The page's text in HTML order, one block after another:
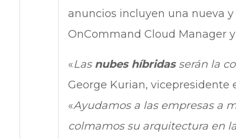
anuncios incluyen una nueva
OnCommand Cloud Manager
«Las nubes híbridas serán la
George Kurian, vicepresidente
«Ayudamos a las empresas a
colmamos su arquitectura en